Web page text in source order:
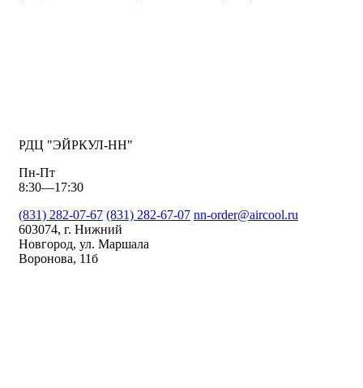
РДЦ "ЭЙРКУЛ-НН"
Пн-Пт
8:30—17:30
(831) 282-07-67 (831) 282-67-07 nn-order@aircool.ru
603074, г. Нижний
Новгород, ул. Маршала
Воронова, 11б